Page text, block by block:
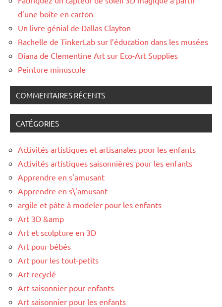
d’une boîte en carton
Un livre génial de Dallas Clayton
Rachelle de TinkerLab sur l’éducation dans les musées
Diana de Clementine Art sur Eco-Art Supplies
Peinture minuscule
COMMENTAIRES RÉCENTS
CATÉGORIES
Activités artistiques et artisanales pour les enfants
Activités artistiques saisonnières pour les enfants
Apprendre en s'amusant
Apprendre en s\'amusant
argile et pâte à modeler pour les enfants
Art 3D &amp
Art et sculpture en 3D
Art pour bébés
Art pour les tout-petits
Art recyclé
Art saisonnier pour enfants
Art saisonnier pour les enfants